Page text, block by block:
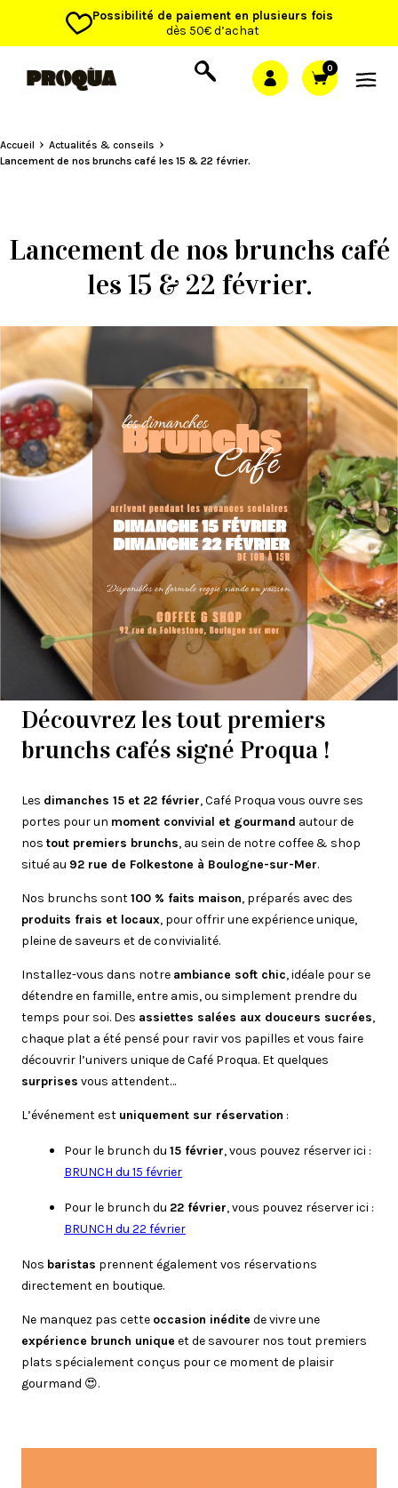
Possibilité de paiement en plusieurs fois
dès 50€ d’achat
0
Accueil
Actualités & conseils
Lancement de nos brunchs café les 15 & 22 février.
Lancement de nos brunchs café
les 15 & 22 février.
Découvrez les tout premiers
brunchs cafés signé Proqua !
Les dimanches 15 et 22 février, Café Proqua vous ouvre ses
portes pour un moment convivial et gourmand autour de
nos tout premiers brunchs, au sein de notre coffee & shop
situé au 92 rue de Folkestone à Boulogne-sur-Mer.
Nos brunchs sont100 % faits maison, préparés avec des
produits frais et locaux, pour offrir une expérience unique,
pleine de saveurs et de convivialité.
Installez-vous dans notre ambiance soft chic, idéale pour se
détendre en famille, entre amis, ou simplement prendre du
temps pour soi. Des assiettes salées aux douceurs sucrées,
chaque plat a été pensé pour ravir vos papilles et vous faire
découvrir l’univers unique de Café Proqua. Et quelques
surprises vous attendent…
L’événement est uniquement sur réservation :
Pour le brunch du 15 février, vous pouvez réserver ici :
BRUNCH du 15 février
Pour le brunch du 22 février, vous pouvez réserver ici :
BRUNCH du 22 février
Nos baristas prennent également vos réservations
directement en boutique.
Ne manquez pas cette occasion inédite de vivre une
expérience brunch unique et de savourer nos tout premiers
plats spécialement conçus pour ce moment de plaisir
gourmand 😍.